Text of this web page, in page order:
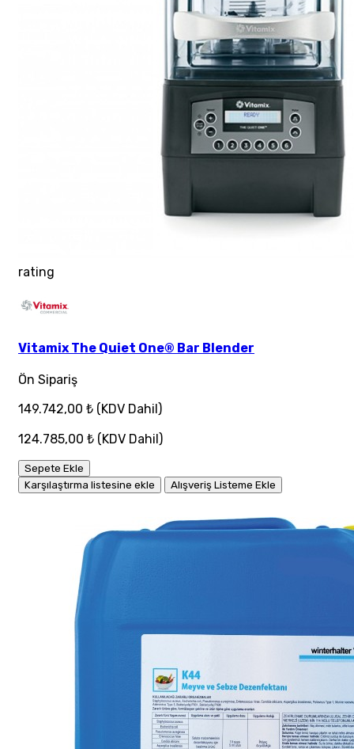
rating
Vitamix The Quiet One® Bar Blender
Ön Sipariş
149.742,00 ₺ (KDV Dahil)
124.785,00 ₺ (KDV Dahil)
Sepete Ekle
Karşılaştırma listesine ekle
Alışveriş Listeme Ekle